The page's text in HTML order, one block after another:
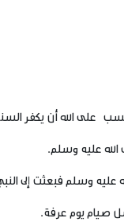
على الله أن يكفر
عليه وسلم.
وسلم فبعثت إلى
صيام يوم عرفة.